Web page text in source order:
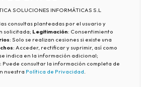
SOLUCIONES INFORMÁTICAS S.L
consultas planteadas por el usuario y
solicitada; Legitimación: Consentimiento
: Solo se realizan cesiones si existe una
: Acceder, rectificar y suprimir, así como
indica en la información adicional;
: Puede consultar la información completa de
nuestra Política de Privacidad